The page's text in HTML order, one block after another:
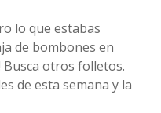
lo que estabas
de bombones en
Busca otros folletos.
de esta semana y la